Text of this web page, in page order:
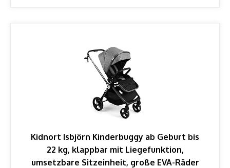
Kidnort Isbjörn Kinderbuggy ab Geburt bis
22 kg, klappbar mit Liegefunktion,
umsetzbare Sitzeinheit, große EVA-Räder